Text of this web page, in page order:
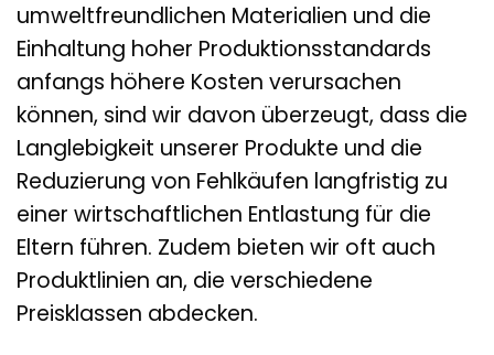
umweltfreundlichen Materialien und die
Einhaltung hoher Produktionsstandards
anfangs höhere Kosten verursachen
können, sind wir davon überzeugt, dass die
Langlebigkeit unserer Produkte und die
Reduzierung von Fehlkäufen langfristig zu
einer wirtschaftlichen Entlastung für die
Eltern führen. Zudem bieten wir oft auch
Produktlinien an, die verschiedene
Preisklassen abdecken.